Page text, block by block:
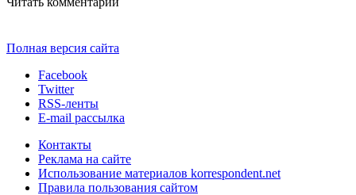
Полная версия сайта
Facebook
Twitter
RSS-ленты
E-mail рассылка
Контакты
Реклама на сайте
Использование материалов korrespondent.net
Правила пользования сайтом